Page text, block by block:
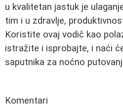
u kvalitetan jastuk je
tim i u zdravlje,
Koristite ovaj vodič kao
istražite i isprobajte, i naći
saputnika za noćno
Komentari